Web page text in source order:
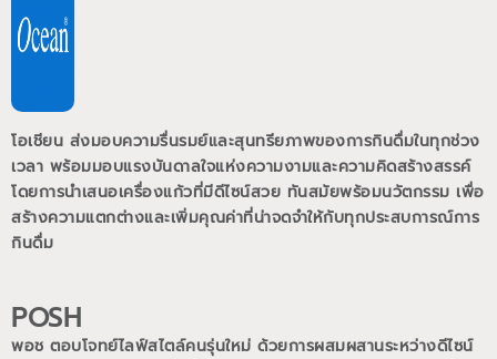
โอเชียน ส่งมอบความรื่นรมย์และสุนทรียภาพของการกินดื่มในทุกช่วง
เวลา พร้อมมอบแรงบันดาลใจแห่งความงามและความคิดสร้างสรรค์
โดยการนำเสนอเครื่องแก้วที่มีดีไซน์สวย ทันสมัยพร้อมนวัตกรรม เพื่อ
สร้างความแตกต่างและเพิ่มคุณค่าที่น่าจดจำให้กับทุกประสบการณ์การ
กินดื่ม
POSH
พอช ตอบโจทย์ไลฟ์สไตล์คนรุ่นใหม่ ด้วยการผสมผสานระหว่างดีไซน์